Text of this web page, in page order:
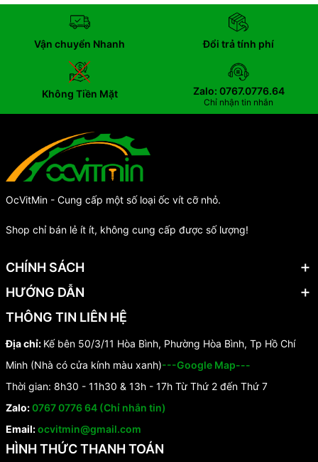
Vận chuyển Nhanh Đổi trả tính phí
Không Tiền Mặt Zalo: 0767.0776.64
Chỉ nhận tin nhắn
OcVitMin - Cung cấp một số loại ốc vít cỡ nhỏ.
Shop chỉ bán lẻ ít ít, không cung cấp được số lượng!
CHÍNH SÁCH
HƯỚNG DẪN
THÔNG TIN LIÊN HỆ
Địa chỉ: Kế bên 50/3/11 Hòa Bình, Phường Hòa Bình, Tp Hồ Chí
Minh (Nhà có cửa kính màu xanh)---Google Map---
Thời gian: 8h30 - 11h30 & 13h - 17h Từ Thứ 2 đến Thứ 7
Zalo:0767 0776 64 (Chỉ nhắn tin)
Email:ocvitmin@gmail.com
HÌNH THỨC THANH TOÁN